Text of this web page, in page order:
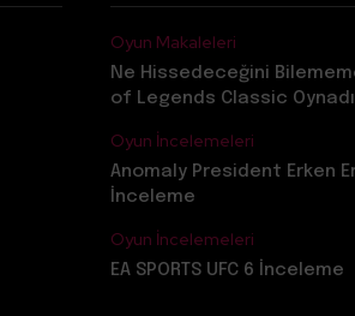
Oyun Makaleleri
Ne Hissedeceğini
of Legends Classic
Oyun İncelemeleri
Anomaly President Erken
İnceleme
Oyun İncelemeleri
EA SPORTS UFC 6 İnceleme